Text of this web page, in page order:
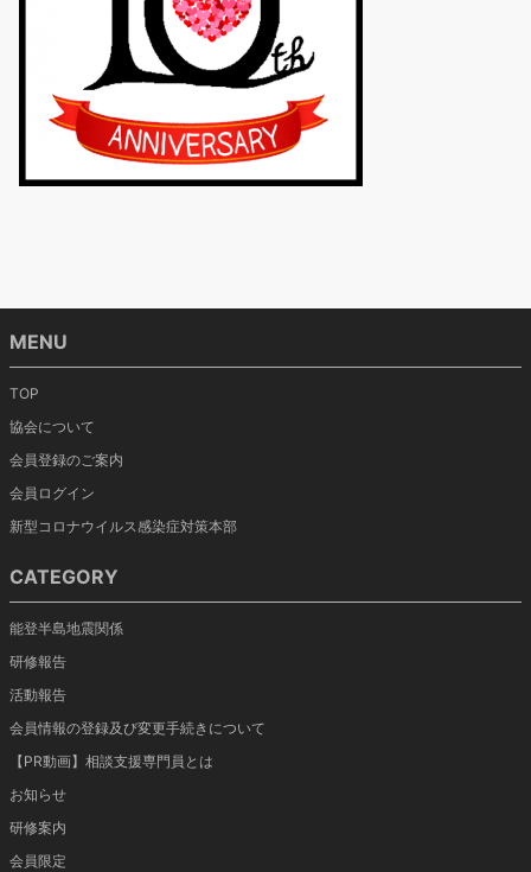
MENU
TOP
協会について
会員登録のご案内
会員ログイン
新型コロナウイルス感染症対策本部
CATEGORY
能登半島地震関係
研修報告
活動報告
会員情報の登録及び変更手続きについて
【PR動画】相談支援専門員とは
お知らせ
研修案内
会員限定